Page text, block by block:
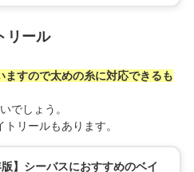
リール
ますので太めの糸に対応できるも
でしょう。
リールもあります。
版】シーバスにおすすめのベイ